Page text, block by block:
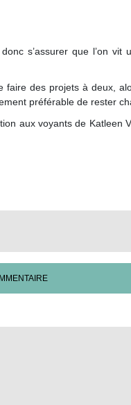
s’assurer que l’on vit
des projets à deux,
préférable de rester
aux voyants de Katleen